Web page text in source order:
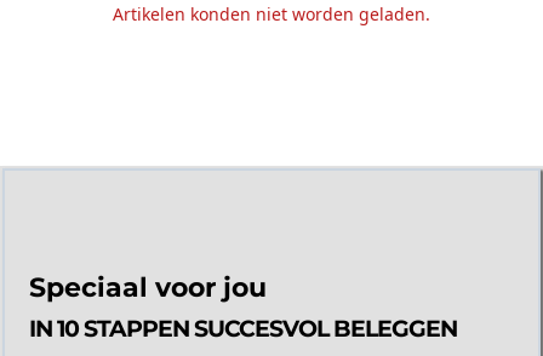
Artikelen konden niet worden geladen.
Speciaal voor jou
IN 10 STAPPEN SUCCESVOL BELEGGEN